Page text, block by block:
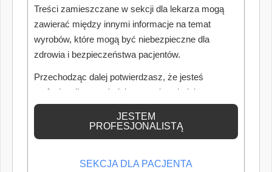
Treści zamieszczane w sekcji dla lekarza mogą
zawierać między innymi informacje na temat
wyrobów, które mogą być niebezpieczne dla
zdrowia i bezpieczeństwa pacjentów.
Przechodząc dalej potwierdzasz, że jesteś
profesjonalistą posiadającym odpowiednią
wiedzę medyczną.
JESTEM
PROFESJONALISTĄ
SEKCJA DLA PACJENTA